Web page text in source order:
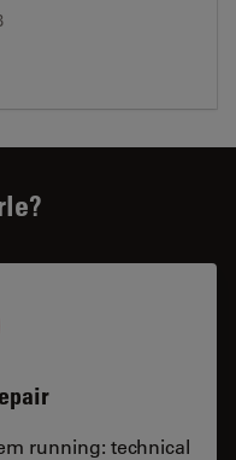
running: technical